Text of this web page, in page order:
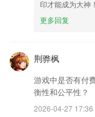
题进行重新练习
欢乐世界手机版
查.
发话题能有【题主】【
行程自动管理
扫码登录功能异常修复
印才能成为大神！
更多回复
荆骅枫
游戏中是否有付
衡性和公平性？
2026-04-27 17:36